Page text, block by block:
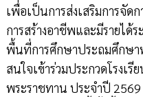
เพื่อเป็นการส่งเสริมการจัด
การสร้างอาชีพและมีรายได้
พื้นที่การศึกษาประถมศึกษา
สนใจเข้าร่วมประกวดโรงเ
พระราชทาน ประจำปี 2569